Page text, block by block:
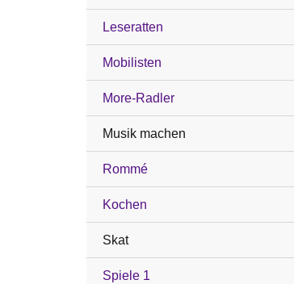
Leseratten
Mobilisten
More-Radler
Musik machen
Rommé
Kochen
Skat
Spiele 1